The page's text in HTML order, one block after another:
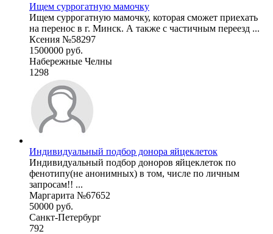
Ищем суррогатную мамочку
Ищем суррогатную мамочку, которая сможет приехать
на перенос в г. Минск. А также с частичным переезд ...
Ксения №58297
1500000 руб.
Набережные Челны
1298
Индивидуальный подбор донора яйцеклеток
Индивидуальный подбор доноров яйцеклеток по
фенотипу(не анонимных) в том, числе по личным
запросам!! ...
Маргарита №67652
50000 руб.
Санкт-Петербург
792